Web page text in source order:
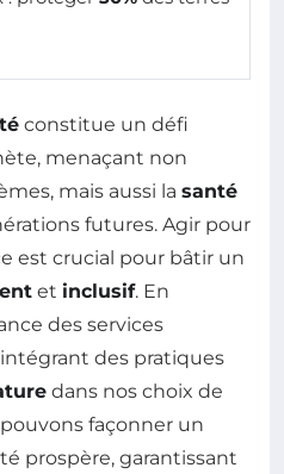
constitue un défi
menaçant non
mais aussi la santé
futures. Agir pour
est crucial pour bâtir un
et inclusif. En
des services
des pratiques
dans nos choix de
façonner un
prospère, garantissant